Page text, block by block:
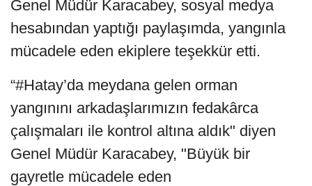
Genel Müdür Karacabey, sosyal medya
hesabından yaptığı paylaşımda, yangınla
mücadele eden ekiplere teşekkür etti.
“#Hatay’da meydana gelen orman
yangınını arkadaşlarımızın fedakârca
çalışmaları ile kontrol altına aldık" diyen
Genel Müdür Karacabey, "Büyük bir
gayretle mücadele eden